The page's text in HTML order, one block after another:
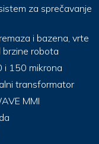
za sprečavanje
i bazena, vrte
robota
i 150 mikrona
transformator
MMI
da